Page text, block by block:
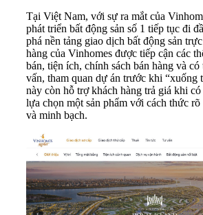
Tại Việt Nam, với sự ra mắt của
phát triển bất động sản số 1 tiếp tục đi
phá nền tảng giao dịch bất động sản
hàng của Vinhomes được tiếp cận các
bán, tiện ích, chính sách bán hàng và
vấn, tham quan dự án trước khi “xuống
này còn hỗ trợ khách hàng trả giá khi
lựa chọn một sản phẩm với cách thức
và minh bạch.